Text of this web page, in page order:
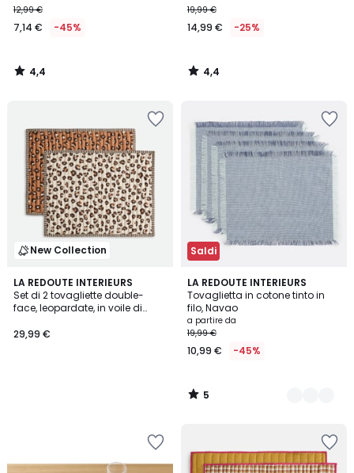
12,99 €
7,14 € -45%
4,4
/
19,99 €
14,99 € -25%
4,4
/
New Collection
LA REDOUTE INTERIEURS
Set di 2 tovagliette double-
face, leopardate, in voile di
29,99 €
Saldi
LA REDOUTE INTERIEURS
Tovaglietta in cotone tinto in
filo, Navao
a partire da
19,99 €
10,99 € -45%
5
/
5
2
Colori
5
/